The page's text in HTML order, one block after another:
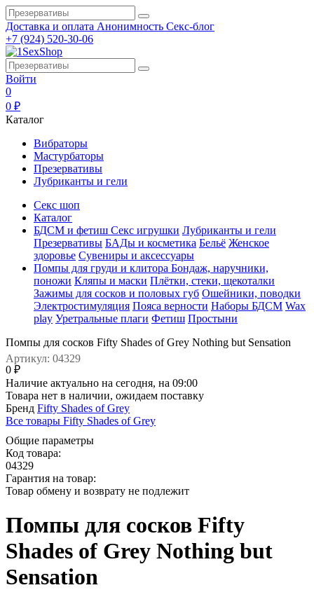
Доставка и оплата Анонимность Секс-блог
+7 (924) 520-30-06
Войти
0
0 ₽
Каталог
Вибраторы
Мастурбаторы
Презервативы
Лубриканты и гели
Секс шоп
Каталог
БДСМ и фетиш Секс игрушки Лубриканты и гели
Презервативы БАДы и косметика Бельё Женское
здоровье Сувениры и аксессуары
Помпы для груди и клитора Бондаж, наручники,
поножи Кляпы и маски Плётки, стеки, щекоталки
Зажимы для сосков и половых губ Ошейники, поводки
Электростимуляция Пояса верности Наборы БДСМ Wax
play Уретральные плаги Фетиш Простыни
Помпы для сосков Fifty Shades of Grey Nothing but Sensation
Артикул: 04329
0 ₽
Наличие актуально на сегодня, на 09:00
Товара нет в наличии, ожидаем поставку
Бренд Fifty Shades of Grey
Все товары Fifty Shades of Grey
Общие параметры
Код товара:
04329
Гарантия на товар:
Товар обмену и возврату не подлежит
Помпы для сосков Fifty
Shades of Grey Nothing but
Sensation